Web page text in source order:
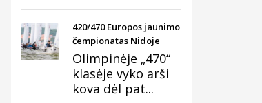
420/470 Europos jaunimo
čempionatas Nidoje
Olimpinėje „470“
klasėje vyko arši
kova dėl pat...